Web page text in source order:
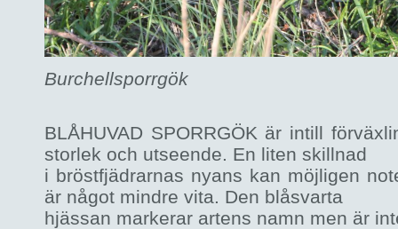
Burchellsporrgök
BLÅHUVAD SPORRGÖK är intill
storlek och utseende. En liten skillnad
i bröstfjädrarnas nyans kan möjligen
är något mindre vita. Den blåsvarta
hjässan markerar artens namn men är